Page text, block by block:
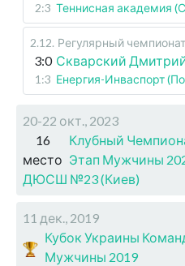
2:3 Теннисная академия
2.12. Регулярный чемпионат
3:0 Скварский
1:3 Енергия-Инваспорт
20-22 окт., 2023
16
место
Клубный
Этап Мужчины
ДЮСШ №23 (Киев)
11 дек., 2019
Кубок Украины
Мужчины 2019